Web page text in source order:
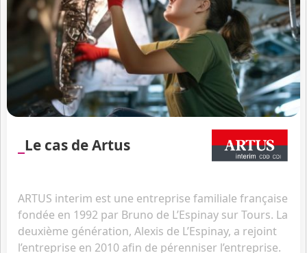
Le cas de Artus
ARTUS interim est une entreprise familiale française
fondée en 1992 par Bruno de L’Espinay sur Tours. La
deuxième génération, Alexis de L’Espinay, a rejoint
l’entreprise en 2010 afin de pérenniser l’entreprise.